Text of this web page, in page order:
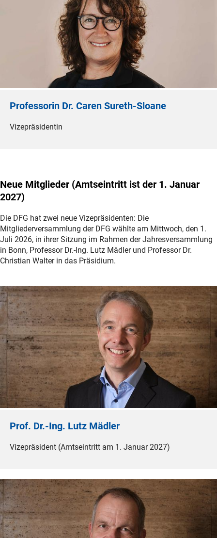
Professorin Dr. Caren Sureth-Sloane
Vizepräsidentin
Neue Mitglieder (Amtseintritt ist der 1. Januar
2027)
Die DFG hat zwei neue Vizepräsidenten: Die
Mitgliederversammlung der DFG wählte am Mittwoch, den 1.
Juli 2026, in ihrer Sitzung im Rahmen der Jahresversammlung
in Bonn, Professor Dr.-Ing. Lutz Mädler und Professor Dr.
Christian Walter in das Präsidium.
Prof. Dr.-Ing. Lutz Mädler
Vizepräsident (Amtseintritt am 1. Januar 2027)